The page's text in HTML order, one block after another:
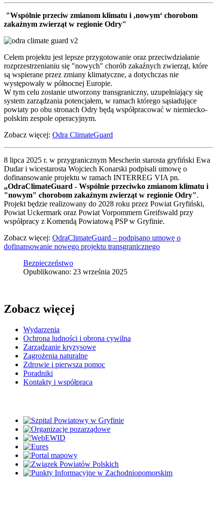
"Wspólnie przeciw zmianom klimatu i ‚nowym‘ chorobom
zakaźnym zwierząt w regionie Odry"
Celem projektu jest lepsze przygotowanie oraz przeciwdziałanie
rozprzestrzenianiu się "nowych" chorób zakaźnych zwierząt, które
są wspierane przez zmiany klimatyczne, a dotychczas nie
występowały w północnej Europie.
W tym celu zostanie utworzony transgraniczny, uzupełniający się
system zarządzania potencjałem, w ramach którego sąsiadujące
powiaty po obu stronach Odry będą współpracować w niemiecko-
polskim zespole operacyjnym.
Zobacz więcej: Odra ClimateGuard
8 lipca 2025 r. w przygranicznym Mescherin starosta gryfiński Ewa
Dudar i wicestarosta Wojciech Konarski podpisali umowę o
dofinansowanie projektu w ramach INTERREG VIA pn.
„OdraClimateGuard - Wspólnie przeciwko zmianom klimatu i
"nowym" chorobom zakaźnym zwierząt w regionie Odry".
Projekt będzie realizowany do 2028 roku przez Powiat Gryfiński,
Powiat Uckermark oraz Powiat Vorpommern Greifswald przy
współpracy z Komendą Powiatową PSP w Gryfinie.
Zobacz więcej: OdraClimateGuard – podpisano umowę o
dofinansowanie nowego projektu transgranicznego
Bezpieczeństwo
Opublikowano: 23 września 2025
Zobacz więcej
Wydarzenia
Ochrona ludności i obrona cywilna
Zarządzanie kryzysowe
Zagrożenia naturalne
Zdrowie i pierwsza pomoc
Poradniki
Kontakty i współpraca